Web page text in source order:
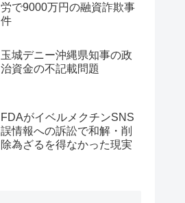
労で9000万円の融資詐欺事
件
玉城デニー沖縄県知事の政
治資金の不記載問題
FDAがイベルメクチンSNS
誤情報への訴訟で和解・削
除為ざるを得なかった現実